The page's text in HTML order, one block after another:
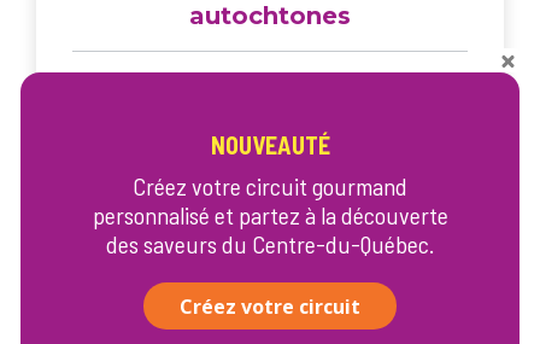
autochtones
En ce Mois de l’histoire autochtone et dans
peuples autochtones, Goûtez-y! met la
lumière sur les traditions culinaires des
premiers habitants du Centre-du-Québec.
NOUVEAUTÉ
Créez votre circuit gourmand
personnalisé et partez à la découverte
des saveurs du Centre-du-Québec.
Créez votre circuit